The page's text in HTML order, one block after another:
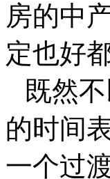
房的中
定也好
既然
的时间
一个过